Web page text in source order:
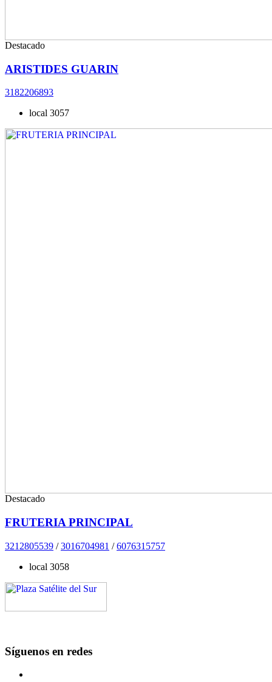
Destacado
ARISTIDES GUARIN
3182206893
local 3057
Destacado
FRUTERIA PRINCIPAL
3212805539 /3016704981 /6076315757
local 3058
Síguenos en redes